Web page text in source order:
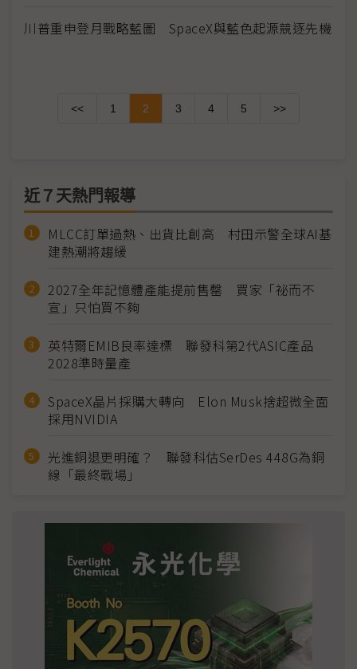
川普重申登月戰略藍圖 SpaceX與藍色起源競逐先機
<< 1 2 3 4 5 >>
近７天熱門報導
MLCC訂單過熱、出貨比創高 村田示警全球AI基
建熱潮將趨緩
2027全年記憶體產能提前售罄 買家「祕而不
宣」只怕買不夠
英特爾EMIB良率達標 聯發科第2代ASIC產品
2028準時量產
SpaceX晶片採購大轉向 Elon Musk捨超微全面
採用NVIDIA
光進銅退更明確？ 聯發科估SerDes 448G為銅
線「最終戰場」